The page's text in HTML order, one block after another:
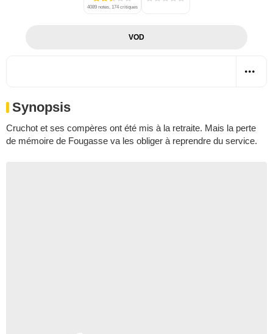
4089 notes, 174 critiques
VOD
Synopsis
Cruchot et ses compères ont été mis à la retraite. Mais la perte
de mémoire de Fougasse va les obliger à reprendre du service.